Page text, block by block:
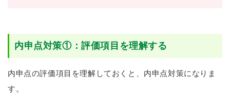
内申点対策①：評価項目を理解する
内申点の評価項目を理解しておくと、内申点対策になりま
す。